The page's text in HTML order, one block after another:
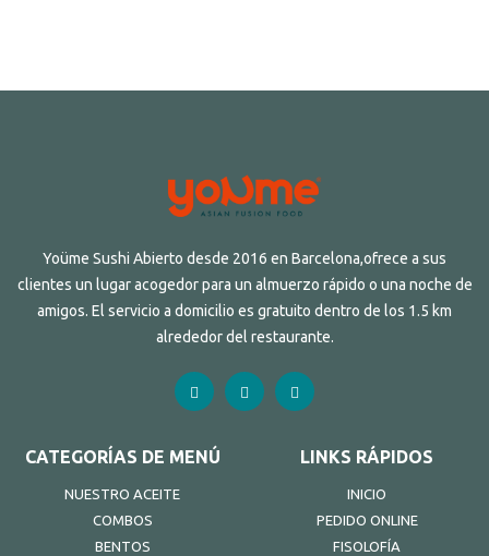
Yoüme Sushi Abierto desde 2016 en Barcelona,ofrece a sus
clientes un lugar acogedor para un almuerzo rápido o una noche de
amigos. El servicio a domicilio es gratuito dentro de los 1.5 km
alrededor del restaurante.
CATEGORÍAS DE MENÚ
NUESTRO ACEITE
COMBOS
BENTOS
LINKS RÁPIDOS
INICIO
PEDIDO ONLINE
FISOLOFÍA